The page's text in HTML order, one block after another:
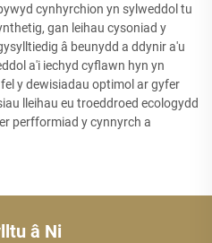
cynhyrchion yn sylweddol tu
gan leihau cysoniad y
â beunydd a ddynir a'u
a'i iechyd cyflawn hyn yn
y dewisiadau optimol ar gyfer
lleihau eu troeddroed ecologydd
perfformiad y cynnyrch a
â Ni